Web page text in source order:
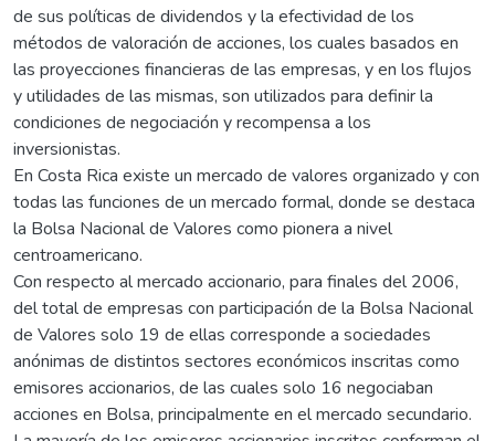
de sus políticas de dividendos y la efectividad de los
métodos de valoración de acciones, los cuales basados en
las proyecciones financieras de las empresas, y en los flujos
y utilidades de las mismas, son utilizados para definir la
condiciones de negociación y recompensa a los
inversionistas.
En Costa Rica existe un mercado de valores organizado y con
todas las funciones de un mercado formal, donde se destaca
la Bolsa Nacional de Valores como pionera a nivel
centroamericano.
Con respecto al mercado accionario, para finales del 2006,
del total de empresas con participación de la Bolsa Nacional
de Valores solo 19 de ellas corresponde a sociedades
anónimas de distintos sectores económicos inscritas como
emisores accionarios, de las cuales solo 16 negociaban
acciones en Bolsa, principalmente en el mercado secundario.